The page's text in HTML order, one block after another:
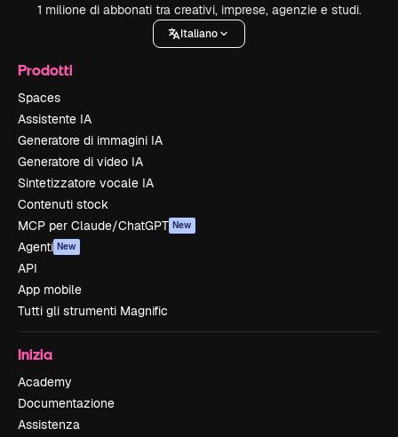
1 milione di abbonati tra creativi, imprese, agenzie e studi.
Italiano
Prodotti
Spaces
Assistente IA
Generatore di immagini IA
Generatore di video IA
Sintetizzatore vocale IA
Contenuti stock
MCP per Claude/ChatGPT New
Agenti New
API
App mobile
Tutti gli strumenti Magnific
Inizia
Academy
Documentazione
Assistenza